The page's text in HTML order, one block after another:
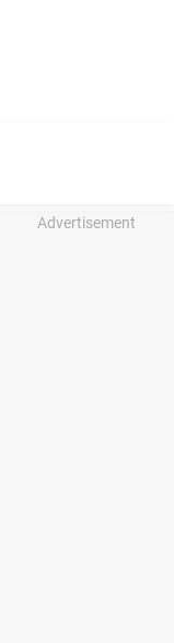
Advertisement